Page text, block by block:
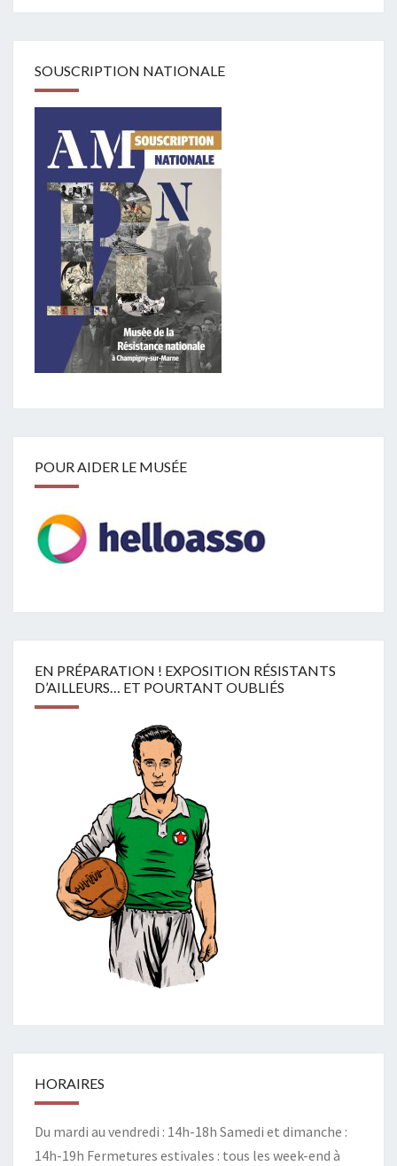
articles
SOUSCRIPTION NATIONALE
POUR AIDER LE MUSÉE
EN PRÉPARATION ! EXPOSITION RÉSISTANTS
D’AILLEURS… ET POURTANT OUBLIÉS
HORAIRES
Du mardi au vendredi : 14h-18h Samedi et dimanche :
14h-19h Fermetures estivales : tous les week-end à